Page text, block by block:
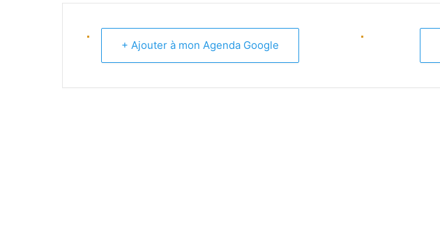
EQUIPE -13 ANS (1) REGIONAL
+ Ajouter à mon Agenda Google